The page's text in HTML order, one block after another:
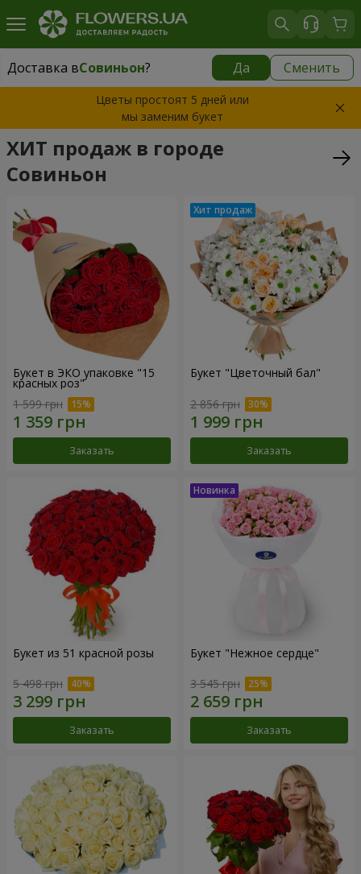
Доставка вСовиньон? Да Сменить
Доставка вСовиньон|
Цветы простоят 5 дней или
мы заменим букет
ХИТ продаж в городе
Совиньон
Букет в ЭКО упаковке "15
красных роз"
1 599 грн
Заказать
Букет "Цветочный бал"
2 856 грн
Заказать
Букет из 51 красной розы
5 498 грн
Заказать
Букет "Нежное сердце"
3 545 грн
Заказать